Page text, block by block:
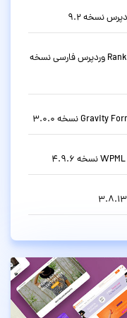
دانلود افزونه سئو حرفه ای رنک مث Rank Math Pro وردپرس فارسی نسخه